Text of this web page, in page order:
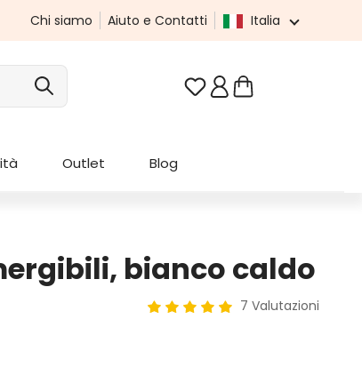
Chi siamo Aiuto e Contatti Italia
Hai 0 articoli nella
Outlet Blog
bianco caldo
7 Valutazioni